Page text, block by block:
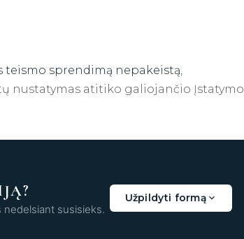
teismo sprendimą nepakeistą
nustatymas atitiko galiojančio Įstatymo
nedelsiant susisieks.
Užpildyti formą